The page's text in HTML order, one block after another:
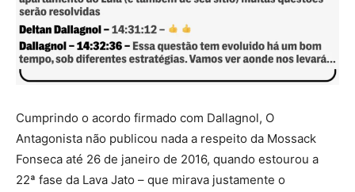
Cumprindo o acordo firmado com Dallagnol, O
Antagonista não publicou nada a respeito da Mossack
Fonseca até 26 de janeiro de 2016, quando estourou a
22ª fase da Lava Jato – que mirava justamente o